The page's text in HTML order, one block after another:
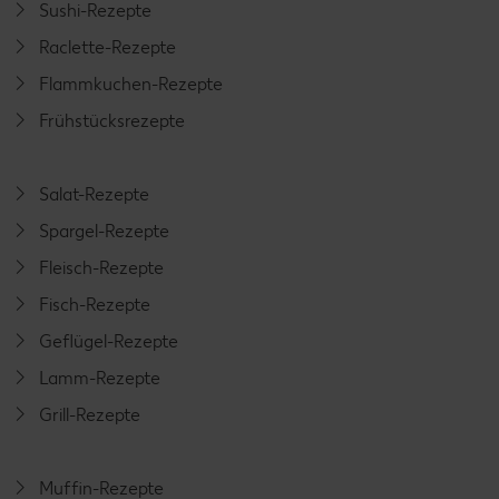
Sushi-Rezepte
Raclette-Rezepte
Flammkuchen-Rezepte
Frühstücksrezepte
Salat-Rezepte
Spargel-Rezepte
Fleisch-Rezepte
Fisch-Rezepte
Geflügel-Rezepte
Lamm-Rezepte
Grill-Rezepte
Muffin-Rezepte